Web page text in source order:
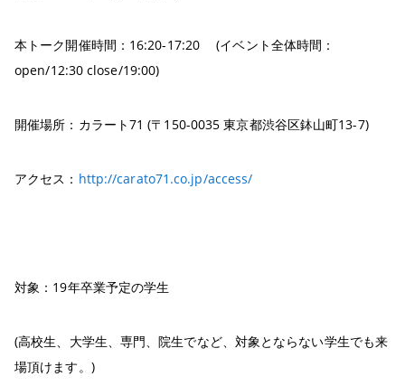
本トーク開催時間：16:20-17:20 (イベント全体時間：
open/12:30 close/19:00)
開催場所：カラート71 (〒150-0035 東京都渋谷区鉢山町13-7)
アクセス： http://carato71.co.jp/access/
対象：19年卒業予定の学生
(高校生、大学生、専門、院生でなど、対象とならない学生でも来
場頂けます。)